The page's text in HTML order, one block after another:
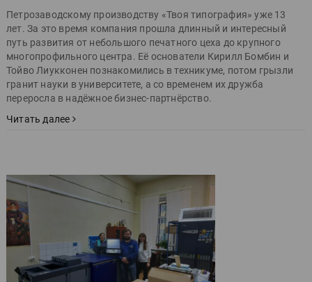
Петрозаводскому производству «Твоя типография» уже 13
лет. За это время компания прошла длинный и интересный
путь развития от небольшого печатного цеха до крупного
многопрофильного центра. Её основатели Кирилл Бомбин и
Тойво Лиукконен познакомились в техникуме, потом грызли
гранит науки в университете, а со временем их дружба
переросла в надёжное бизнес-партнёрство.
Читать далее